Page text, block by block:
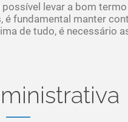
levar a bom
fundamental manter
de tudo, é necessário